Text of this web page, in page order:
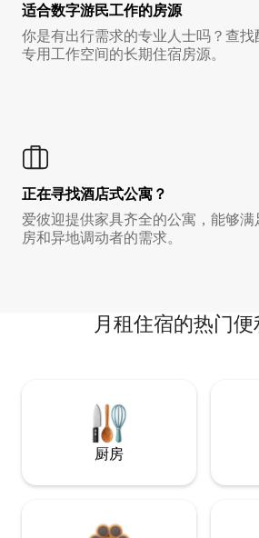
适合数字游民工作的房源
你是有出行需求的专业人士吗？查
专用工作空间的长期住宿房源。
正在寻找酒店式公寓？
爱彼迎提供家具齐全的公寓，能够
房和异地调动者的需求。
月租住宿的热门
厨房